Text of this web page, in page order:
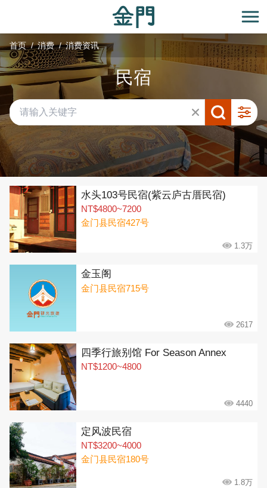
主
要
内
容
开
首页 消费 消费资讯
民宿
共有 292 间店家
水头103号民宿(紫云庐古厝民宿)
NT$4800~7200
金门县民宿427号
1.3万
金玉阁
金门县民宿715号
2617
四季行旅别馆 For Season Annex
NT$1200~4800
4440
定风波民宿
NT$3200~4000
金门县民宿180号
1.8万